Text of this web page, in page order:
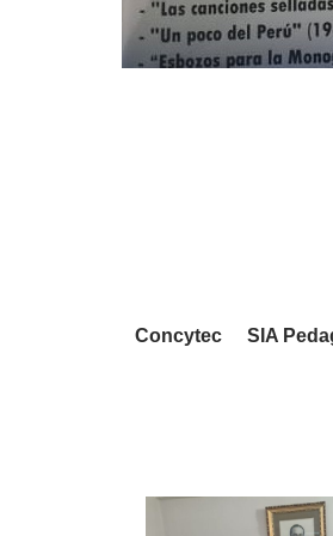
Concytec SIA